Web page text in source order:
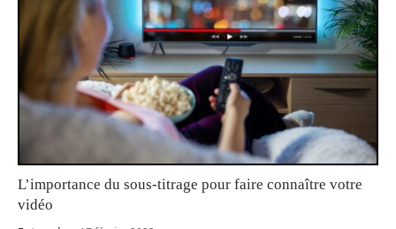
L’importance du sous-titrage pour faire connaître votre
vidéo